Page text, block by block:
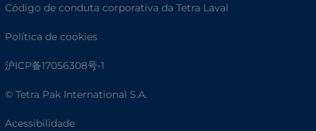
Código de conduta corporativa da Tetra Laval
Política de cookies
沪ICP备17056308号-1
© Tetra Pak International S.A.
Acessibilidade